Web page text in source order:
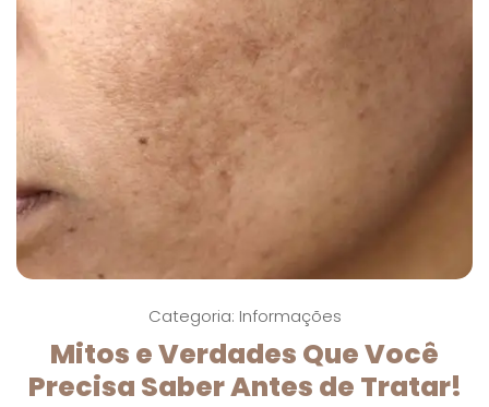
Categoria: Informações
Mitos e Verdades Que Você
Precisa Saber Antes de Tratar!